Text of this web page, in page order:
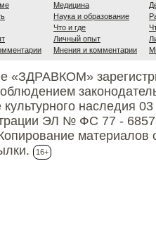
Медицина
Наука и образование
Что и где
Личный опыт
Мнения и комментарии
«ЗДРАВКОМ»
наследия
ЭЛ № ФС 77 -
материалов
16+